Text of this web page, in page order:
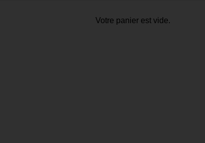
Votre panier est vide.